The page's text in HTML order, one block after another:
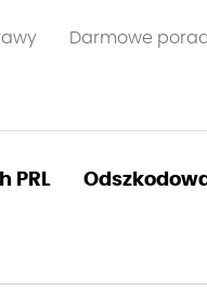
Darmowe
PRL